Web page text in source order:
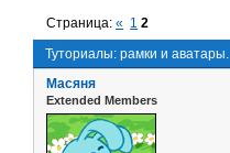
Туториалы: рамки и аватары.
Страница:« 1 2
Масяня
Extended Members